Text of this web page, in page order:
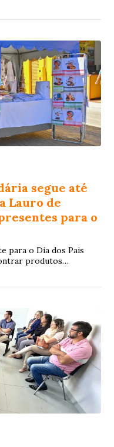
segue até
Lauro de
para o
para o Dia dos Pais
produtos